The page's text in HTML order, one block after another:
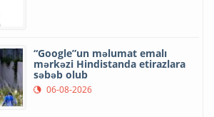
“Google”un məlumat emalı
mərkəzi Hindistanda etirazlara
səbəb olub
06-08-2026